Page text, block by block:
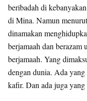
beribadah di
di Mina. Namun
dinamakan
berjamaah dan berazam
berjamaah. Yang
dengan dunia. Ada
kafir. Dan ada juga